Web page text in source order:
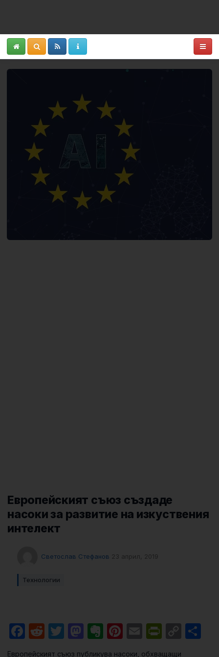
Европейският съюз създаде
насоки за развитие на изкуствения
интелект
Светослав Стефанов 23 април, 2019
Технологии
Facebook
RedditTwitter
Mastodon
Evernote
Pinterest
Email
Европейският съюз публикува насоки, обхващащи